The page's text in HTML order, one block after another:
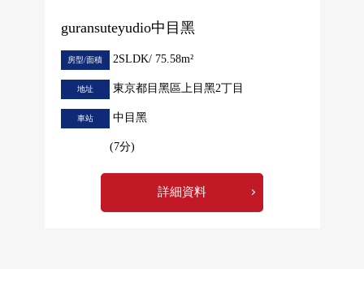
guransuteyudio中目黑
房型/面積 2SLDK/ 75.58m²
地址 東京都目黑區上目黑2丁目
車站 中目黑
(7分)
詳細資料